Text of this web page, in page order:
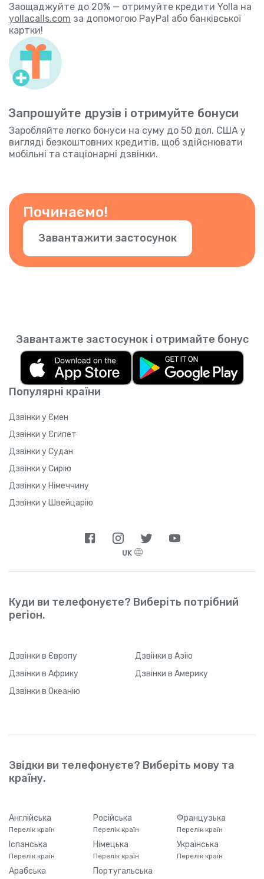
Заощаджуйте до 20% — отримуйте кредити Yolla на
yollacalls.com за допомогою PayPal або банківської
картки!
Запрошуйте друзів і отримуйте бонуси
Заробляйте легко бонуси на суму до 50 дол. США у
вигляді безкоштовних кредитів, щоб здійснювати
мобільні та стаціонарні дзвінки.
Починаємо!
Завантажити застосунок
Популярні країни
Дзвінки у Ємен
Дзвінки у Єгипет
Дзвінки у Судан
Дзвінки у Сирію
Дзвінки у Німеччину
Дзвінки у Швейцарію
Завантажте застосунок і отримайте бонус
UK
Куди ви телефонуєте? Виберіть потрібний
регіон.
Дзвінки в Європу Дзвінки в Азію
Дзвінки в Африку Дзвінки в Америку
Дзвінки в Океанію
Звідки ви телефонуєте? Виберіть мову та
країну.
Англійська
Перелік країн
Російська
Перелік країн
Французька
Перелік країн
Іспанська
Перелік країн
Німецька
Перелік країн
Українська
Перелік країн
Арабська Португальська